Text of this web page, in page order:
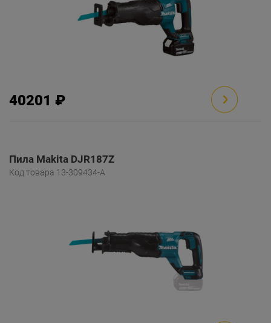
40201 ₽
Пила Makita DJR187Z
Код товара 13-309434-A